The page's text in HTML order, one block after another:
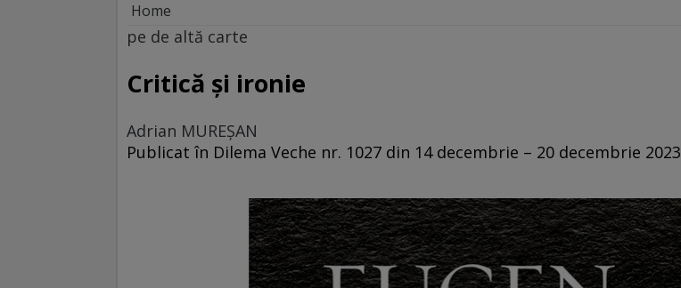
Home
La zi în cultură
pe de altă carte
Critică şi ironie
Adrian MUREŞAN
Publicat în Dilema Veche nr. 1027 din 14 decembrie – 20 decembrie 2023